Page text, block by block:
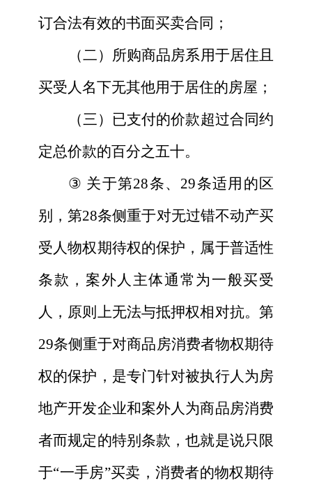
订合法有效的书面买卖合同；
（二）所购商品房系用于居住且
买受人名下无其他用于居住的房屋；
（三）已支付的价款超过合同约
定总价款的百分之五十。
③ 关于第28条、29条适用的区
别，第28条侧重于对无过错不动产买
受人物权期待权的保护，属于普适性
条款，案外人主体通常为一般买受
人，原则上无法与抵押权相对抗。第
29条侧重于对商品房消费者物权期待
权的保护，是专门针对被执行人为房
地产开发企业和案外人为商品房消费
者而规定的特别条款，也就是说只限
于“一手房”买卖，消费者的物权期待